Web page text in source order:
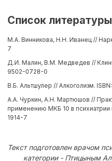
Список литературы
М.А. Винникова, Н.Н. Иванец //
7
Д.И. Малин, В.М. Медведев //
9502-0728-0
В.Б. Альтшулер // Алкоголизм.
А.А. Чуркин, А.Н. Мартюшов //
применению МКБ 10 в психиатрии
1914-7
Текст подготовлен врачом
категории - Птицыным